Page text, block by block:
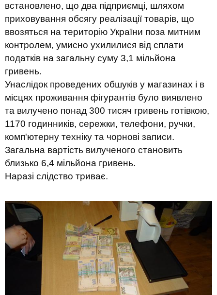
встановлено, що два підприємці, шляхом
приховування обсягу реалізації товарів, що
ввозяться на територію України поза митним
контролем, умисно ухилилися від сплати
податків на загальну суму 3,1 мільйона
гривень.
Унаслідок проведених обшуків у магазинах і в
місцях проживання фігурантів було виявлено
та вилучено понад 300 тисяч гривень готівкою,
1170 годинників, сережки, телефони, ручки,
комп'ютерну техніку та чорнові записи.
Загальна вартість вилученого становить
близько 6,4 мільйона гривень.
Наразі слідство триває.